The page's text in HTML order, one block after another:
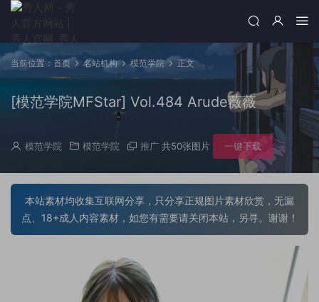
当前位置： 首页 名站机构 模范学院 正文
[模范学院MFStar] Vol.484 Arude薇薇
模范学院 模范学院 推广 共50张图片 一键下载
本站素材均收集互联网分享，只分享正规图片素材欣赏，无漏
点、18+成人内容素材，如您有需要请关闭本站，另寻。谢谢！